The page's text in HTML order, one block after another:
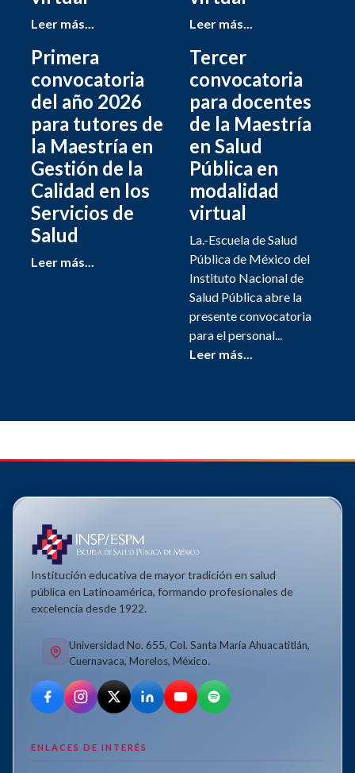
Leer más... Leer más...
Primera
convocatoria
del año 2026
para tutores de
la Maestría en
Gestión de la
Calidad en los
Servicios de
Salud
Leer más...
Tercer
convocatoria
para docentes
de la Maestría
en Salud
Pública en
modalidad
virtual
La.-Escuela de Salud
Pública de México del
Instituto Nacional de
Salud Pública abre la
presente convocatoria
para el personal...
Leer más...
Institución educativa de mayor tradición en salud
pública en Latinoamérica, formando profesionales de
excelencia desde 1922.
Universidad No. 655, Col. Santa María Ahuacatitlán,
Cuernavaca, Morelos, México.
ENLACES DE INTERÉS